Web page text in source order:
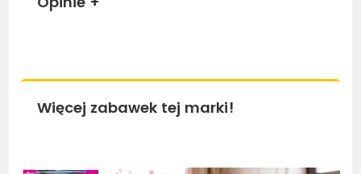
Więcej zabawek tej marki!